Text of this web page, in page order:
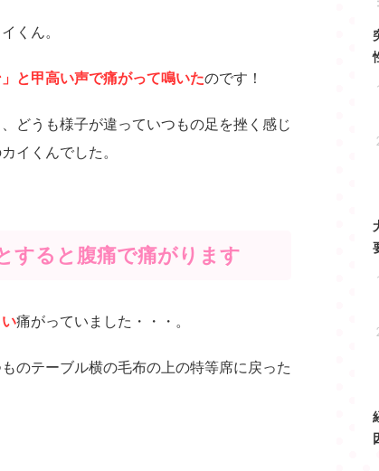
くん。
と甲高い声で痛がって鳴いたのです！
どうも様子が違っていつもの足を挫く感じ
イくんでした。
すると腹痛で痛がります
痛がっていました・・・。
のテーブル横の毛布の上の特等席に戻った